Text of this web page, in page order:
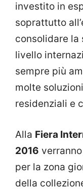
investito in
soprattutto
consolidare la
livello
sempre più
molte
residenziali e
Alla Fiera
2016
per la zona
della